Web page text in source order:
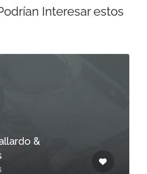
Interesar estos
&